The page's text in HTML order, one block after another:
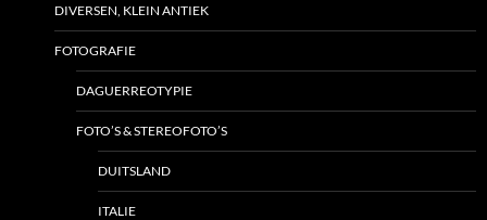
DIVERSEN, KLEIN ANTIEK
FOTOGRAFIE
DAGUERREOTYPIE
FOTO’S & STEREOFOTO’S
DUITSLAND
ITALIE